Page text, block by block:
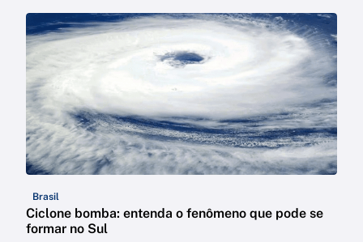
Brasil
Ciclone bomba: entenda o fenômeno que pode se
formar no Sul